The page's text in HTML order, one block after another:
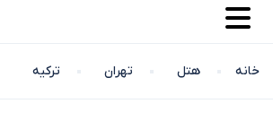
خانه هتل تهران ترکیه